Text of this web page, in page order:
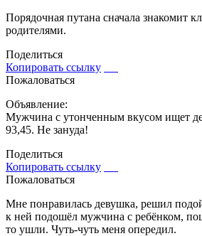
Порядочная путана сначала знакомит
родителями.
Поделиться
Копировать ссылку
Пожаловаться
Объявление:
Мужчина с утонченным вкусом ищет
93,45. Не зануда!
Поделиться
Копировать ссылку
Пожаловаться
Мне понравилась девушка, решил
к ней подошёл мужчина с ребёнком,
то ушли. Чуть-чуть меня опередил.